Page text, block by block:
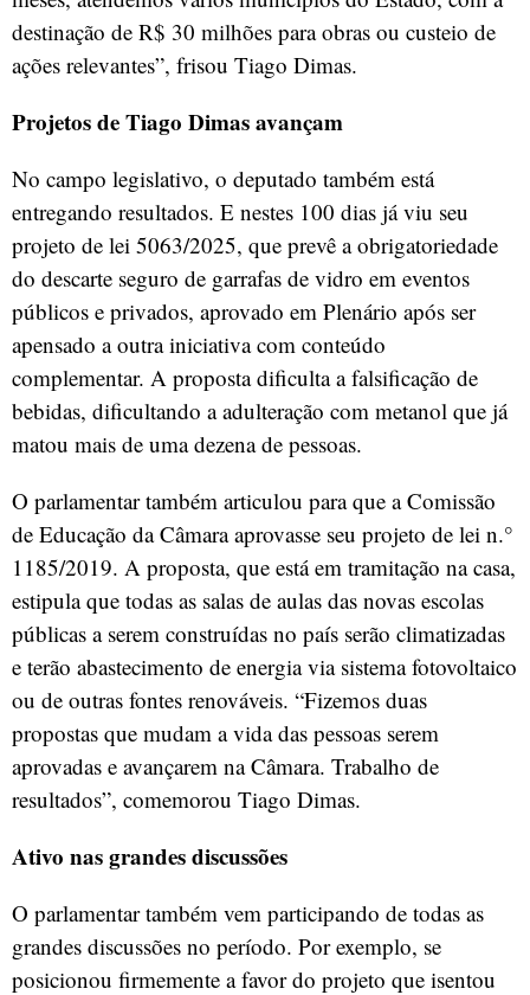
destinação de R$ 30 milhões para obras ou custeio de
ações relevantes”, frisou Tiago Dimas.
Projetos de Tiago Dimas avançam
No campo legislativo, o deputado também está
entregando resultados. E nestes 100 dias já viu seu
projeto de lei 5063/2025, que prevê a obrigatoriedade
do descarte seguro de garrafas de vidro em eventos
públicos e privados, aprovado em Plenário após ser
apensado a outra iniciativa com conteúdo
complementar. A proposta dificulta a falsificação de
bebidas, dificultando a adulteração com metanol que já
matou mais de uma dezena de pessoas.
O parlamentar também articulou para que a Comissão
de Educação da Câmara aprovasse seu projeto de lei n.°
1185/2019. A proposta, que está em tramitação na casa,
estipula que todas as salas de aulas das novas escolas
públicas a serem construídas no país serão climatizadas
e terão abastecimento de energia via sistema fotovoltaico
ou de outras fontes renováveis. “Fizemos duas
propostas que mudam a vida das pessoas serem
aprovadas e avançarem na Câmara. Trabalho de
resultados”, comemorou Tiago Dimas.
Ativo nas grandes discussões
O parlamentar também vem participando de todas as
grandes discussões no período. Por exemplo, se
posicionou firmemente a favor do projeto que isentou